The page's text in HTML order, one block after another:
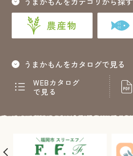
農産物
うまかもんをカタログで見る
WEBカタログ
で見る